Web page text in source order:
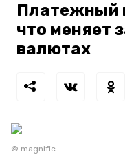
Платежный
что меняет
валютах
© magnific